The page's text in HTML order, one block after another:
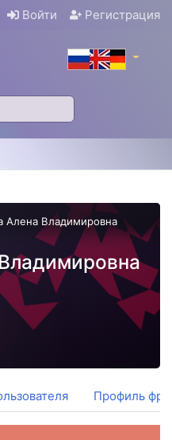
Войти Регистрация
Алена Владимировна
Профиль